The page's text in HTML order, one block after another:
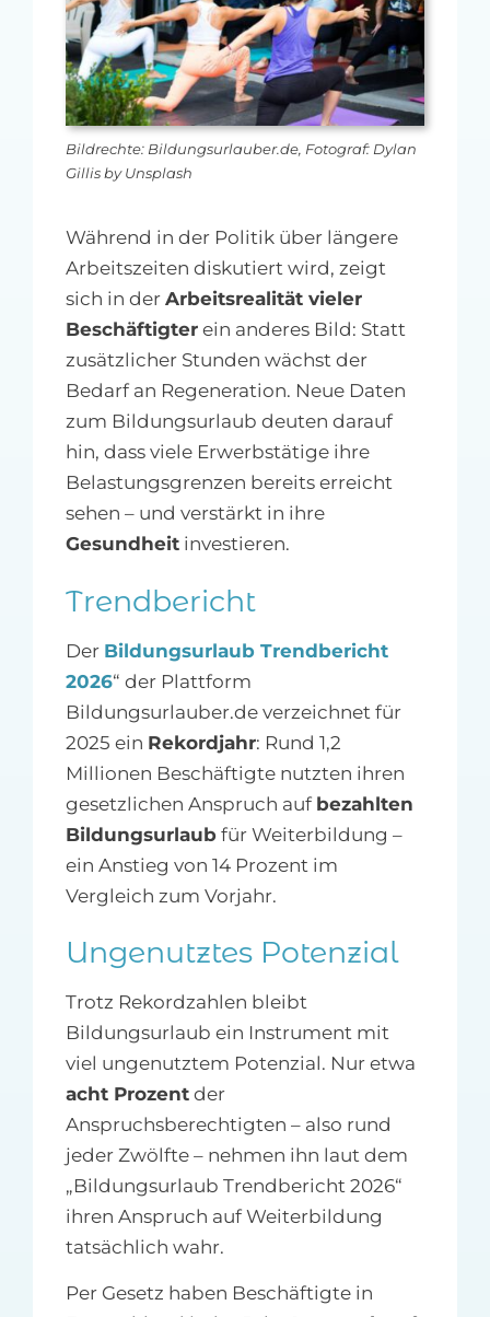
MFA-heute Newsletter-Anmeldung
Über uns
Ihre Werbung auf MFA-heute.de
nach:
Bildrechte: Bildungsurlauber.de, Fotograf: Dylan
Gillis by Unsplash
Während in der Politik über längere
Arbeitszeiten diskutiert wird, zeigt
sich in der Arbeitsrealität vieler
Beschäftigterein anderes Bild: Statt
zusätzlicher Stunden wächst der
Bedarf an Regeneration. Neue Daten
zum Bildungsurlaub deuten darauf
hin, dass viele Erwerbstätige ihre
Belastungsgrenzen bereits erreicht
sehen – und verstärkt in ihre
Gesundheitinvestieren.
Trendbericht
Der Bildungsurlaub Trendbericht
2026“ der Plattform
Bildungsurlauber.de verzeichnet für
2025 ein Rekordjahr: Rund 1,2
Millionen Beschäftigte nutzten ihren
gesetzlichen Anspruch auf bezahlten
Bildungsurlaubfür Weiterbildung –
ein Anstieg von 14 Prozent im
Vergleich zum Vorjahr.
Ungenutztes Potenzial
Trotz Rekordzahlen bleibt
Bildungsurlaub ein Instrument mit
viel ungenutztem Potenzial. Nur etwa
acht Prozentder
Anspruchsberechtigten – also rund
jeder Zwölfte – nehmen ihn laut dem
„Bildungsurlaub Trendbericht 2026“
ihren Anspruch auf Weiterbildung
tatsächlich wahr.
Per Gesetz haben Beschäftigte in